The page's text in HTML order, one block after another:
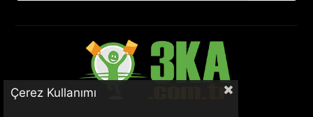
Çerez Kullanımı